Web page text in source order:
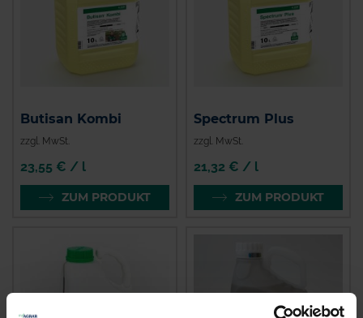
Butisan Kombi
zzgl. MwSt.
23,55 € / l
ZUM PRODUKT
Spectrum Plus
zzgl. MwSt.
21,32 € / l
ZUM PRODUKT